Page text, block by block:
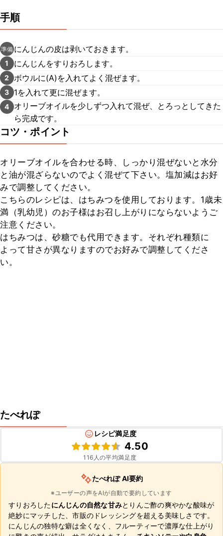
手順
準備 にんじんの皮は剥いておきます。
1 にんじんをすりおろします。
2 ボウルに(A)を入れてよく混ぜます。
3 1を入れて更に混ぜます。
4
オリーブオイルを少しずつ入れて混ぜ、とろっとしてきた
ら完成です。
コツ・ポイント
オリーブオイルを合わせる時、しっかり混ぜないと水分
と油が混ざらないのでよく混ぜて下さい。塩加減はお好
みで調整してください。
こちらのレシピは、はちみつを使用しております。1歳未
満（乳幼児）のお子様はお召し上がりにならないようご
注意ください。
はちみつは、砂糖でも代用できます。それぞれ種類に
よって甘さが異なりますのでお好みで調整してくださ
い。
たべれぽ
レシピ満足度
4.50
116 人の平均満足度
たべれぽ AI要約
※ユーザーの声をAIが自動で要約しています
すりおろしたにんじんの自然な甘みとりんご酢の爽やかな酸味が
絶妙にマッチした、市販のドレッシングを超える美味しさです。
にんじんの独特な癖は全くなく、フルーティーで濃厚な仕上がり